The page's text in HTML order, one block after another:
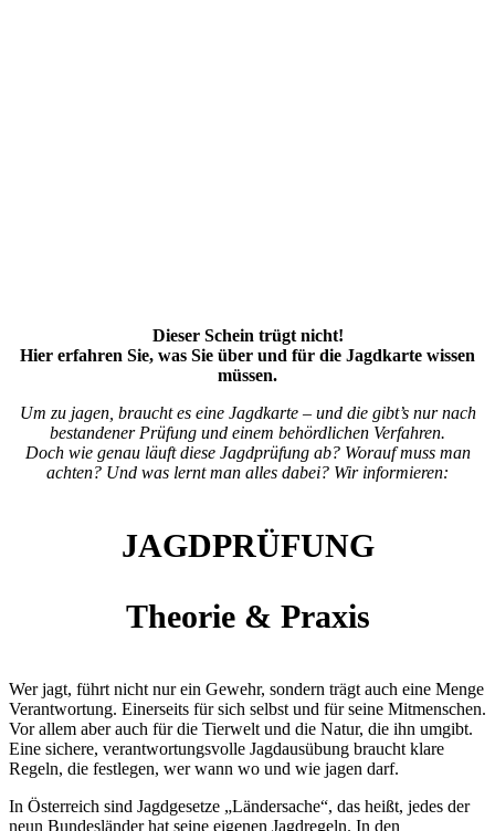
Dieser Schein trügt nicht!
Hier erfahren Sie, was Sie über und für die Jagdkarte wissen
müssen.
Um zu jagen, braucht es eine Jagdkarte – und die gibt’s nur nach
bestandener Prüfung und einem behördlichen Verfahren.
Doch wie genau läuft diese Jagdprüfung ab? Worauf muss man
achten? Und was lernt man alles dabei? Wir informieren:
JAGDPRÜFUNG
Theorie & Praxis
Wer jagt, führt nicht nur ein Gewehr, sondern trägt auch eine Menge
Verantwortung. Einerseits für sich selbst und für seine Mitmenschen.
Vor allem aber auch für die Tierwelt und die Natur, die ihn umgibt.
Eine sichere, verantwortungsvolle Jagdausübung braucht klare
Regeln, die festlegen, wer wann wo und wie jagen darf.
In Österreich sind Jagdgesetze „Ländersache“, das heißt, jedes der
neun Bundesländer hat seine eigenen Jagdregeln. In den